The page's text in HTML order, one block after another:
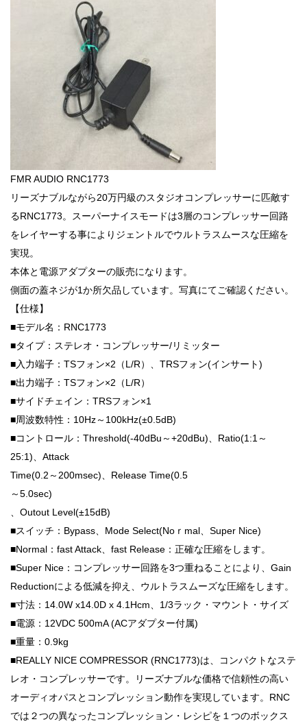
FMR AUDIO RNC1773
リーズナブルながら20万円級のスタジオコンプレッサーに匹敵す
るRNC1773。スーパーナイスモードは3層のコンプレッサー回路
をレイヤーする事によりジェントルでウルトラスムースな圧縮を
実現。
本体と電源アダプターの販売になります。
側面の蓋ネジが1か所欠品しています。写真にてご確認ください。
【仕様】
■モデル名：RNC1773
■タイプ：ステレオ・コンプレッサー/リミッター
■入力端子：TSフォン×2（L/R）、TRSフォン(インサート)
■出力端子：TSフォン×2（L/R）
■サイドチェイン：TRSフォン×1
■周波数特性：10Hz～100kHz(±0.5dB)
■コントロール：Threshold(-40dBu～+20dBu)、Ratio(1:1～
25:1)、Attack
Time(0.2～200msec)、Release Time(0.5
～5.0sec)
、Outout Level(±15dB)
■スイッチ：Bypass、Mode Select(Noｒmal、Super Nice)
■Normal：fast Attack、fast Release：正確な圧縮をします。
■Super Nice：コンプレッサー回路を3つ重ねることにより、Gain
Reductionによる低減を抑え、ウルトラスムーズな圧縮をします。
■寸法：14.0W x14.0D x 4.1Hcm、1/3ラック・マウント・サイズ
■電源：12VDC 500mA (ACアダプター付属)
■重量：0.9kg
■REALLY NICE COMPRESSOR (RNC1773)は、コンパクトなステ
レオ・コンプレッサーです。リーズナブルな価格で信頼性の高い
オーディオパスとコンプレッション動作を実現しています。RNC
では２つの異なったコンプレッション・レシピを１つのボックス